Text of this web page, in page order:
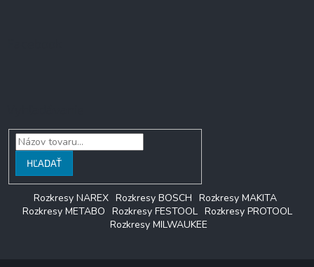
HĽADAŤ
Rozkresy NAREX Rozkresy BOSCH Rozkresy MAKITA
Rozkresy METABO Rozkresy FESTOOL Rozkresy PROTOOL
Rozkresy MILWAUKEE